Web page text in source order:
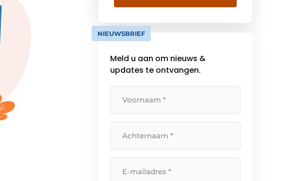
hotelmarketing verleiden we
maken van directe reserveringen.
Bekijk hier ons portfolio:
werk
NIEUWSBRIEF
Meld u aan om nieuws &
updates te ontvangen.